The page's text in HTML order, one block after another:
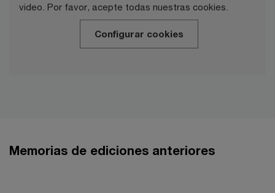
video. Por favor, acepte todas nuestras cookies.
Configurar cookies
Memorias de ediciones anteriores